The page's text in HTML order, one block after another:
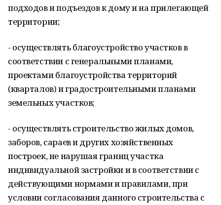
подходов и подъездов к дому и на прилегающей
территории;
- осуществлять благоустройство участков в
соответствии с генеральными планами,
проектами благоустройства территорий
(кварталов) и градостроительными планами
земельных участков;
- осуществлять строительство жилых домов,
заборов, сараев и других хозяйственных
построек, не нарушая границ участка
индивидуальной застройки и в соответствии с
действующими нормами и правилами, при
условии согласования данного строительства с